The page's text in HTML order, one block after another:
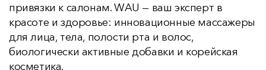
привязки к салонам. WAU — ваш эксперт в
красоте и здоровье: инновационные массажеры
для лица, тела, полости рта и волос,
биологически активные добавки и корейская
косметика.